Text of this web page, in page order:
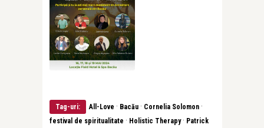
Tag-uri: All-Love · Bacău · Cornelia Solomon ·
festival de spiritualitate · Holistic Therapy· Patrick